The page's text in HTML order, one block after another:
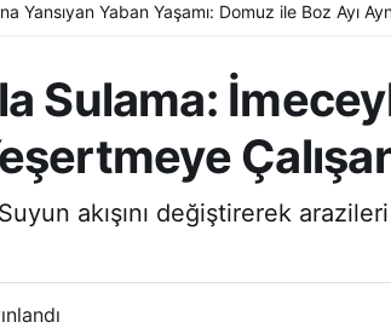
Yansıyan Yaban Yaşamı: Domuz ile Boz Ayı
Sulama:
akışını değiştirerek